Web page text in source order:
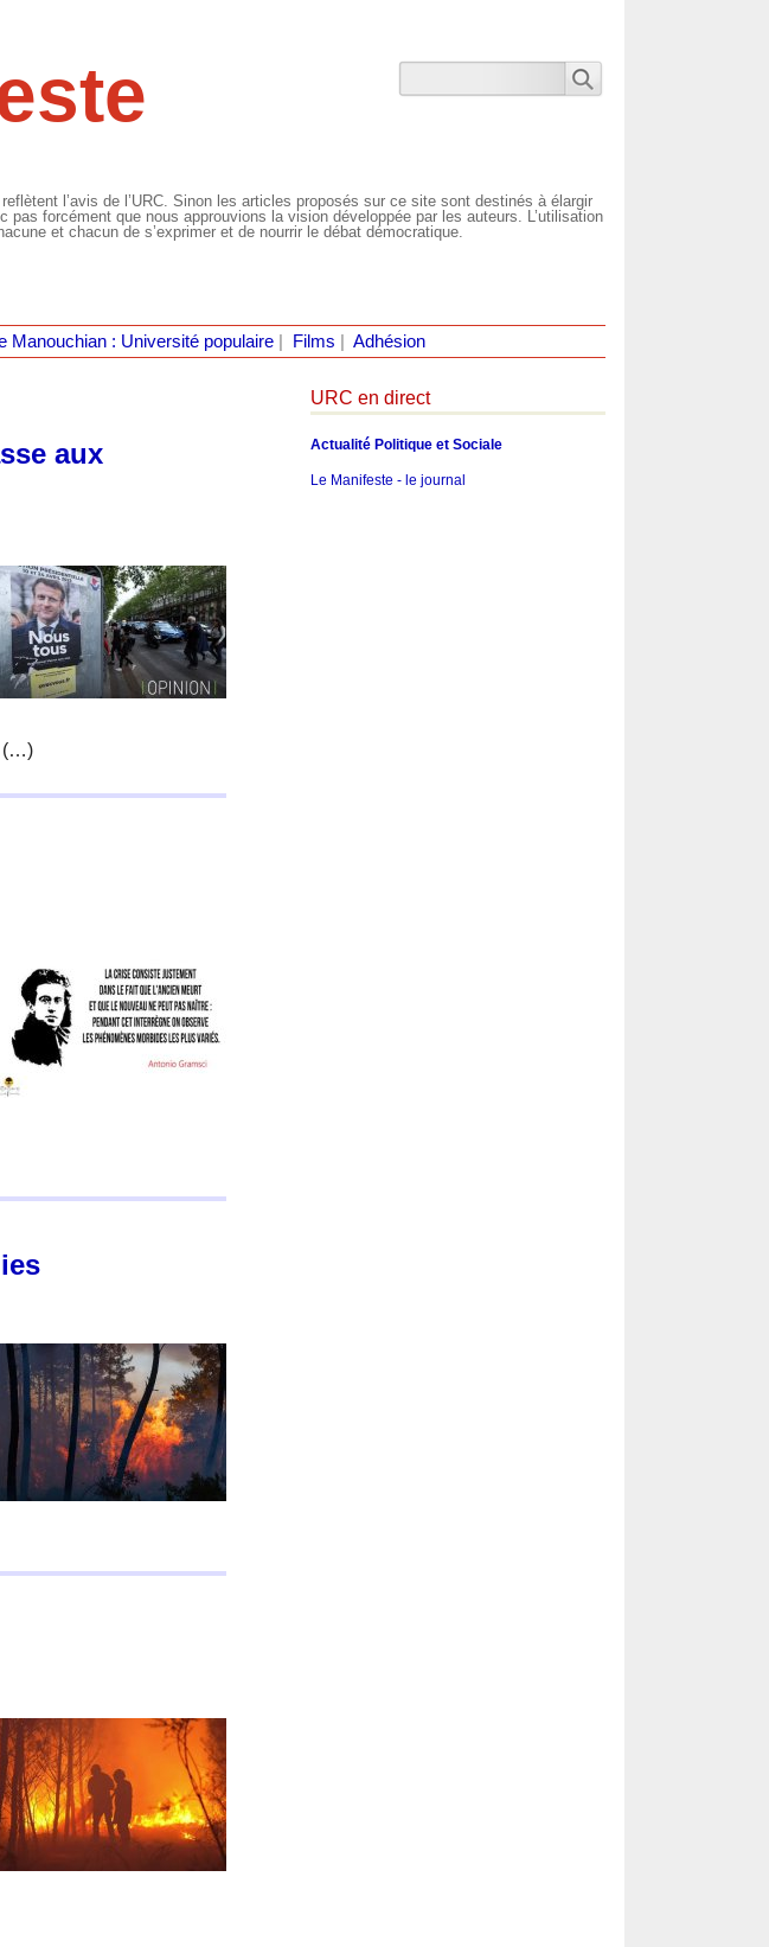
l’avis de l’URC. Sinon les articles proposés sur ce site sont destinés à élargir
pas forcément que nous approuvions la vision développée par les auteurs. L’utilisation
et chacun de s’exprimer et de nourrir le débat démocratique.
Manouchian : Université populaire| Films Adhésion
aux
(…)
URC en direct
Actualité Politique et Sociale
Le Manifeste - le journal